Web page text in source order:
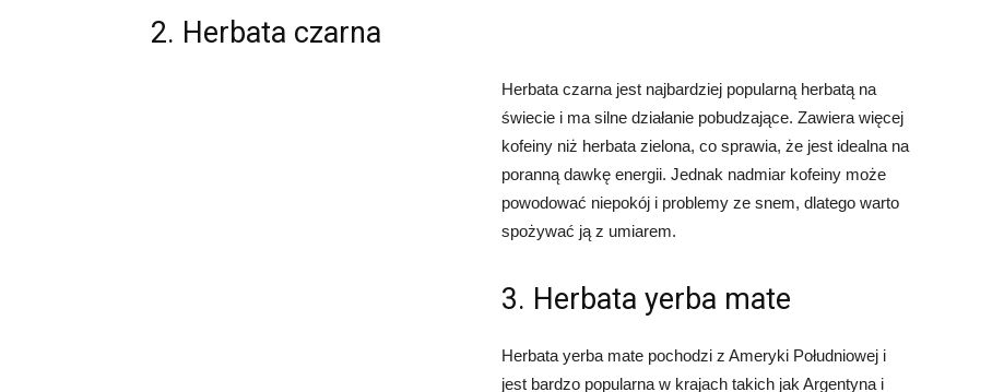
2. Herbata czarna
Herbata czarna jest najbardziej popularną herbatą na
świecie i ma silne działanie pobudzające. Zawiera więcej
kofeiny niż herbata zielona, co sprawia, że jest idealna na
poranną dawkę energii. Jednak nadmiar kofeiny może
powodować niepokój i problemy ze snem, dlatego warto
spożywać ją z umiarem.
3. Herbata yerba mate
Herbata yerba mate pochodzi z Ameryki Południowej i
jest bardzo popularna w krajach takich jak Argentyna i